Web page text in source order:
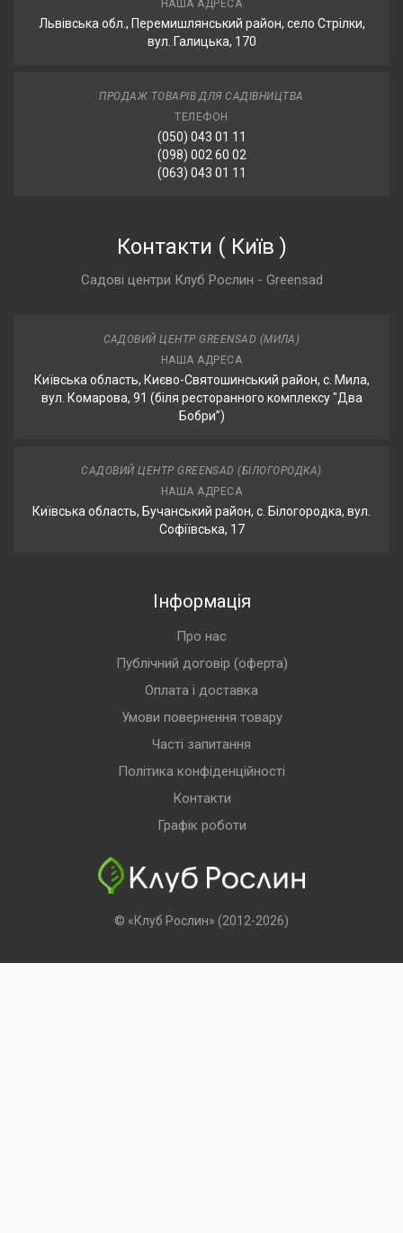
НАША АДРЕСА
Львівська обл., Перемишлянський район, село Стрілки,
вул. Галицька, 170
ПРОДАЖ ТОВАРІВ ДЛЯ САДІВНИЦТВА
ТЕЛЕФОН
(050) 043 01 11
(098) 002 60 02
(063) 043 01 11
Контакти ( Київ )
Садові центри Клуб Рослин - Greensad
САДОВИЙ ЦЕНТР GREENSAD (МИЛА)
НАША АДРЕСА
Київська область, Києво-Святошинський район, с. Мила,
вул. Комарова, 91 (біля ресторанного комплексу "Два
Бобри”)
САДОВИЙ ЦЕНТР GREENSAD (БІЛОГОРОДКА)
НАША АДРЕСА
Київська область, Бучанський район, с. Білогородка, вул.
Софіївська, 17
Інформація
Про нас
Публічний договір (оферта)
Оплата і доставка
Умови повернення товару
Часті запитання
Політика конфіденційності
Контакти
Графік роботи
© «Клуб Рослин» (2012-2026)